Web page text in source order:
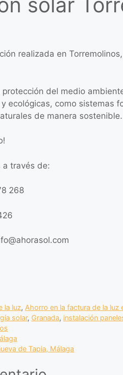
realizada en
del medio
ecológicas, como sistemas
de manera sostenible.
a través de:
268
la luz, Ahorro en la factura de la luz
solar, Granada, instalación
de Tapia, Málaga